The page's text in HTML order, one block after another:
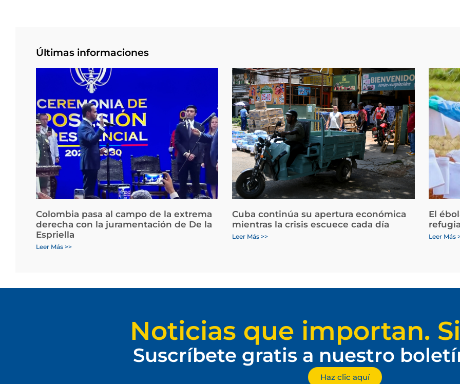
Últimas informaciones
Colombia pasa al campo de la extrema
derecha con la juramentación de De la
Espriella
Leer Más >>
Cuba continúa su apertura económica
mientras la crisis escuece cada día
Leer Más >>
El
Leer Más
Noticias que importan.
Suscríbete gratis a nuestro
Haz clic aquí